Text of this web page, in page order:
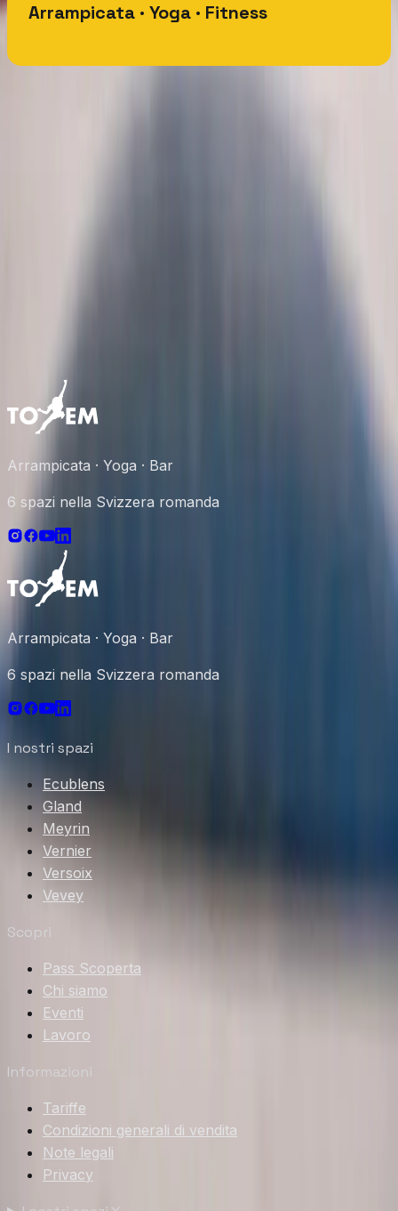
Arrampicata · Yoga · Fitness
Arrampicata · Yoga · Bar
6 spazi nella Svizzera romanda
Arrampicata · Yoga · Bar
6 spazi nella Svizzera romanda
I nostri spazi
Ecublens
Gland
Meyrin
Vernier
Versoix
Vevey
Scopri
Pass Scoperta
Chi siamo
Eventi
Lavoro
Informazioni
Tariffe
Condizioni generali di vendita
Note legali
Privacy